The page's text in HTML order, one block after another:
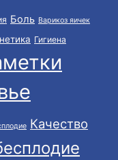
Боль Варикоз яичек
Гигиена
Качество